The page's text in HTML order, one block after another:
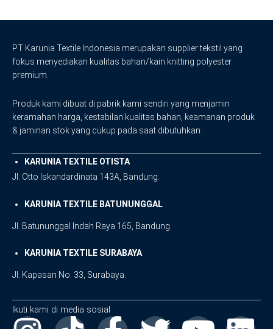
PT Karunia Textile Indonesia merupakan supplier tekstil yang
fokus menyediakan kualitas bahan/kain knitting polyester
premium.
Produk kami dibuat di pabrik kami sendiri yang menjamin
keramahan harga, kestabilan kualitas bahan, keamanan produk
& jaminan stok yang cukup pada saat dibutuhkan.
KARUNIA TEXTILE OTISTA
Jl. Otto Iskandardinata 143A, Bandung.
KARUNIA TEXTILE BATUNUNGGAL
Jl. Batununggal Indah Raya 165, Bandung.
KARUNIA TEXTILE SURABAYA
Jl. Kapasan No. 33, Surabaya.
Ikuti kami di media sosial